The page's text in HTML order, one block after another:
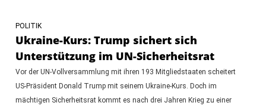
POLITIK
Ukraine-Kurs: Trump sichert sich
Unterstützung im UN-Sicherheitsrat
Vor der UN-Vollversammlung mit ihren 193 Mitgliedstaaten scheitert
US-Präsident Donald Trump mit seinem Ukraine-Kurs. Doch im
mächtigen Sicherheitsrat kommt es nach drei Jahren Krieg zu einer